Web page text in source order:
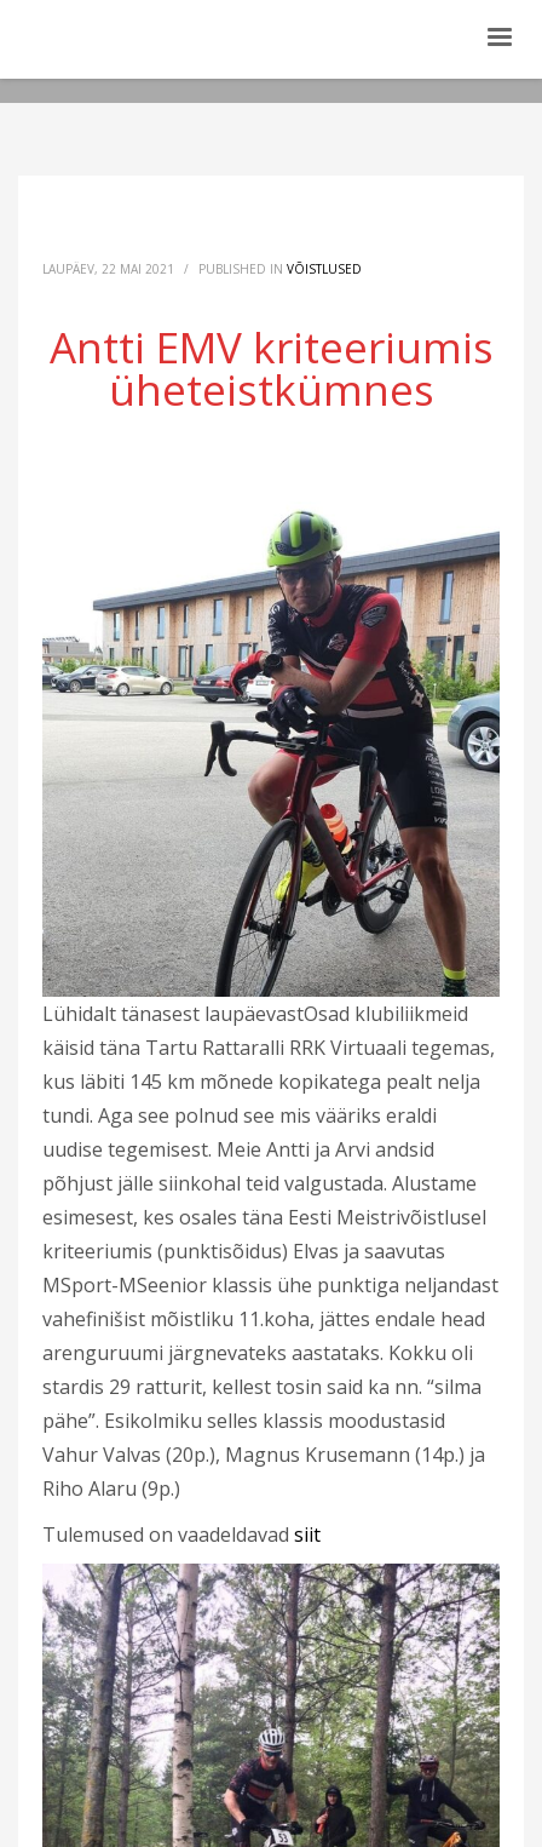
LAUPÄEV, 22 MAI 2021 / PUBLISHED IN VÕISTLUSED
Antti EMV kriteeriumis
üheteistkümnes
Lühidalt tänasest laupäevastOsad klubiliikmeid
käisid täna Tartu Rattaralli RRK Virtuaali tegemas,
kus läbiti 145 km mõnede kopikatega pealt nelja
tundi. Aga see polnud see mis vääriks eraldi
uudise tegemisest. Meie Antti ja Arvi andsid
põhjust jälle siinkohal teid valgustada. Alustame
esimesest, kes osales täna Eesti Meistrivõistlusel
kriteeriumis (punktisõidus) Elvas ja saavutas
MSport-MSeenior klassis ühe punktiga neljandast
vahefinišist mõistliku 11.koha, jättes endale head
arenguruumi järgnevateks aastataks. Kokku oli
stardis 29 ratturit, kellest tosin said ka nn. “silma
pähe”. Esikolmiku selles klassis moodustasid
Vahur Valvas (20p.), Magnus Krusemann (14p.) ja
Riho Alaru (9p.)
Tulemused on vaadeldavad siit